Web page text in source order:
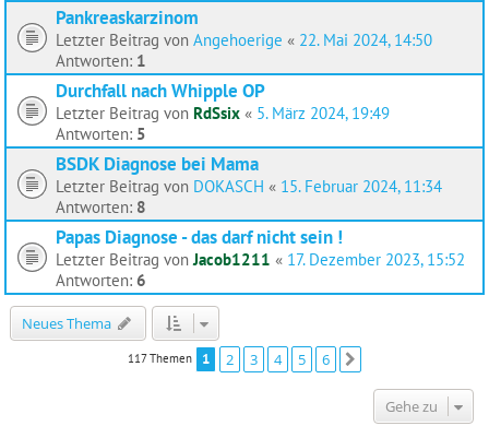
Pankreaskarzinom
Letzter Beitrag von Angehoerige « 22. Mai 2024, 14:50
Antworten: 1
Durchfall nach Whipple OP
Letzter Beitrag von RdSsix « 5. März 2024, 19:49
Antworten: 5
BSDK Diagnose bei Mama
Letzter Beitrag von DOKASCH « 15. Februar 2024, 11:34
Antworten: 8
Papas Diagnose - das darf nicht sein !
Letzter Beitrag vonJacob1211 « 17. Dezember 2023, 15:52
Antworten: 6
Neues Thema
117 Themen 1 2 3 4 5 6
Gehe zu